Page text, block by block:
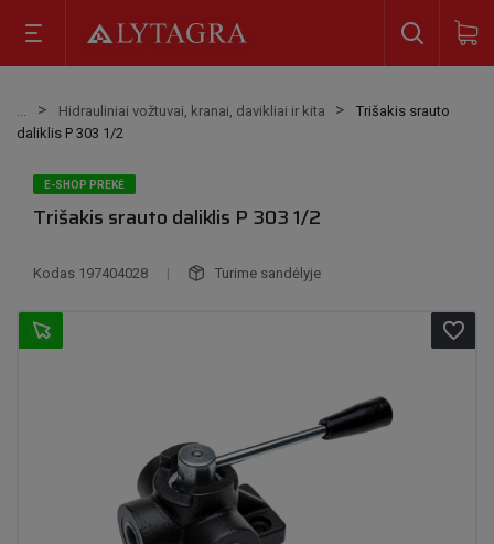
Hidrauliniai vožtuvai, kranai, davikliai ir kita
Trišakis srauto
daliklis P 303 1/2
E-SHOP PREKĖ
Trišakis srauto daliklis P 303 1/2
Kodas 197404028 | Turime sandėlyje
favorite_border